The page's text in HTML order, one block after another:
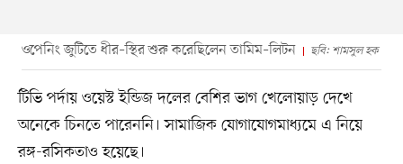
ওপেনিং জুটিতে ধীর–স্থির শুরু করেছিলেন তামিম–লিটন ছবি: শামসুল হক
টিভি পর্দায় ওয়েস্ট ইন্ডিজ দলের বেশির ভাগ খেলোয়াড় দেখে
অনেকে চিনতে পারেননি। সামাজিক যোগাযোগমাধ্যমে এ নিয়ে
রঙ্গ-রসিকতাও হয়েছে।